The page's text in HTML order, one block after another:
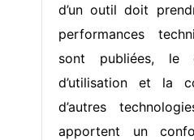
d’un outil doit
performances
sont publiées, le
d’utilisation et la
d’autres
apportent un